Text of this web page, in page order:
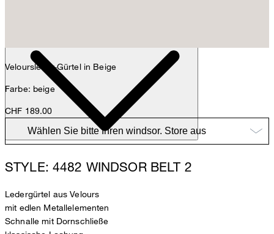
Veloursleder-Gürtel in Beige
Farbe: beige
CHF 189.00
STYLE: 4482 WINDSOR BELT 2
Ledergürtel aus Velours
mit edlen Metallelementen
Schnalle mit Dornschließe